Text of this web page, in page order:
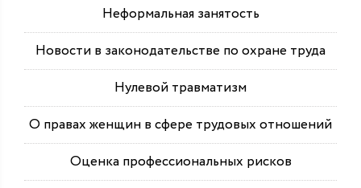
Неформальная занятость
Новости в законодательстве по охране труда
Нулевой травматизм
О правах женщин в сфере трудовых отношений
Оценка профессиональных рисков